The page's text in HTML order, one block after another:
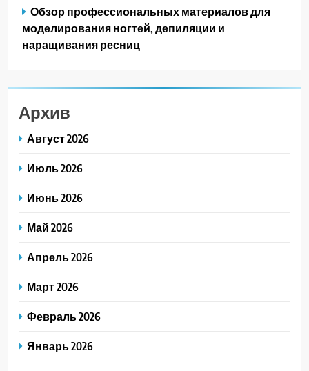
Обзор профессиональных материалов для
моделирования ногтей, депиляции и
наращивания ресниц
Архив
Август 2026
Июль 2026
Июнь 2026
Май 2026
Апрель 2026
Март 2026
Февраль 2026
Январь 2026